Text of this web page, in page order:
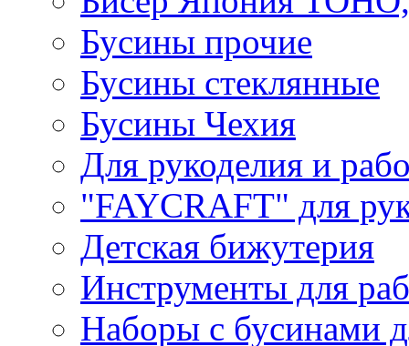
Бусины прочие
Бусины стеклянные
Бусины Чехия
Для рукоделия и
"FAYCRAFT" для
Детская бижутерия
Инструменты для
Наборы с бусинами